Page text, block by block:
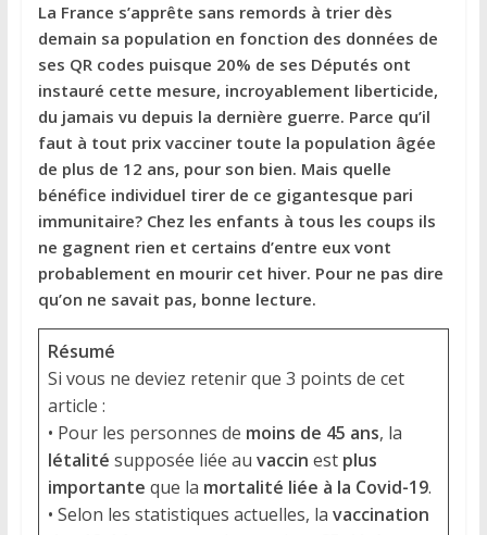
La France s’apprête sans remords à trier dès
demain sa population en fonction des données de
ses QR codes puisque 20% de ses Députés ont
instauré cette mesure, incroyablement liberticide,
du jamais vu depuis la dernière guerre. Parce qu’il
faut à tout prix vacciner toute la population âgée
de plus de 12 ans, pour son bien. Mais quelle
bénéfice individuel tirer de ce gigantesque pari
immunitaire? Chez les enfants à tous les coups ils
ne gagnent rien et certains d’entre eux vont
probablement en mourir cet hiver. Pour ne pas dire
qu’on ne savait pas, bonne lecture.
Résumé
Si vous ne deviez retenir que 3 points de cet
article :
• Pour les personnes de moins de 45 ans, la
létalité supposée liée au vaccin estplus
importante que la mortalité liée à la Covid-19.
• Selon les statistiques actuelles, la vaccination